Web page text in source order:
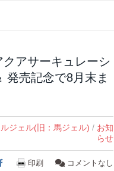
アサーキュレーシ
発売記念で8月末ま
ジェル(旧：馬ジェル) / お知
らせ
Facebook
印刷 コメントなし